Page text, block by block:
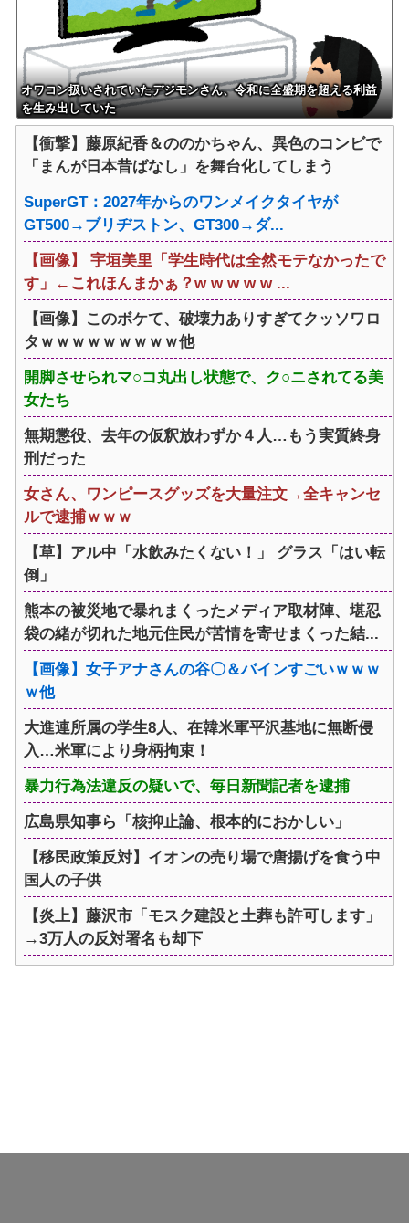
オワコン扱いされていたデジモンさん、令和に全盛期を超える利益
を生み出していた
【衝撃】藤原紀香＆ののかちゃん、異色のコンビで
「まんが日本昔ばなし」を舞台化してしまう
SuperGT：2027年からのワンメイクタイヤが
GT500→ブリヂストン、GT300→ダ...
【画像】 宇垣美里「学生時代は全然モテなかったで
す」←これほんまかぁ？w w w w w ...
【画像】このボケて、破壊力ありすぎてクッソワロ
タｗｗｗｗｗｗｗｗｗ他
開脚させられマ○コ丸出し状態で、ク○ニされてる美
女たち
無期懲役、去年の仮釈放わずか４人…もう実質終身
刑だった
女さん、ワンピースグッズを大量注文→全キャンセ
ルで逮捕ｗｗｗ
【草】アル中「水飲みたくない！」 グラス「はい転
倒」
熊本の被災地で暴れまくったメディア取材陣、堪忍
袋の緒が切れた地元住民が苦情を寄せまくった結...
【画像】女子アナさんの谷〇＆バインすごいｗｗｗ
ｗ他
大進連所属の学生8人、在韓米軍平沢基地に無断侵
入…米軍により身柄拘束！
暴力行為法違反の疑いで、毎日新聞記者を逮捕
広島県知事ら「核抑止論、根本的におかしい」
【移民政策反対】イオンの売り場で唐揚げを食う中
国人の子供
【炎上】藤沢市「モスク建設と土葬も許可します」
→3万人の反対署名も却下